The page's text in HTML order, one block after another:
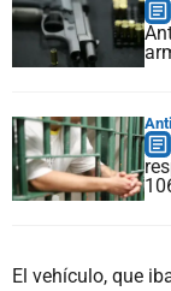
El vehículo, que